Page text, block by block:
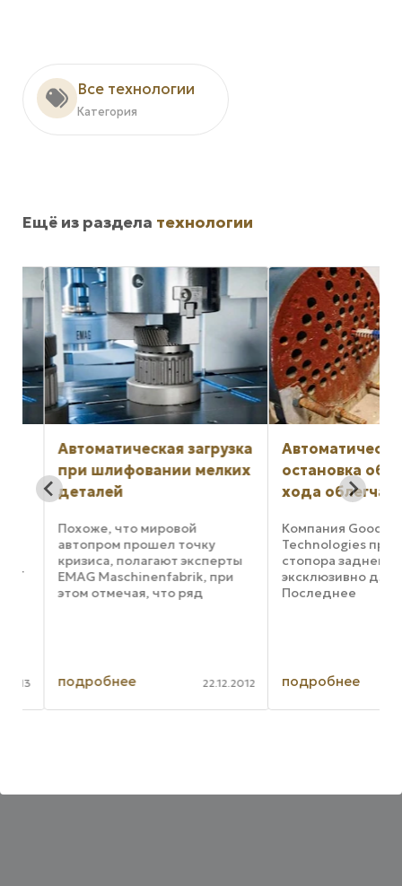
Все технологии
Категория
Ещё из раздела технологии
Автоматическая загрузка
при шлифовании мелких
деталей
Похоже, что мировой
автопром прошел точку
кризиса, полагают эксперты
EMAG Maschinenfabrik, при
этом отмечая, что ряд
указано на необходимость
соответствия ...
подробнее 22.12.2012
Автоматическая
остановка
хода облегчает
Компания Goodway
Technologies
стопора заднего
эксклюзивно для
Последнее
предыдущей
скоростной
очистку ...
подробнее